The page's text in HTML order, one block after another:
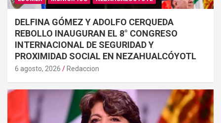
DELFINA GÓMEZ Y ADOLFO CERQUEDA
REBOLLO INAUGURAN EL 8° CONGRESO
INTERNACIONAL DE SEGURIDAD Y
PROXIMIDAD SOCIAL EN NEZAHUALCÓYOTL
6 agosto, 2026 Redaccion